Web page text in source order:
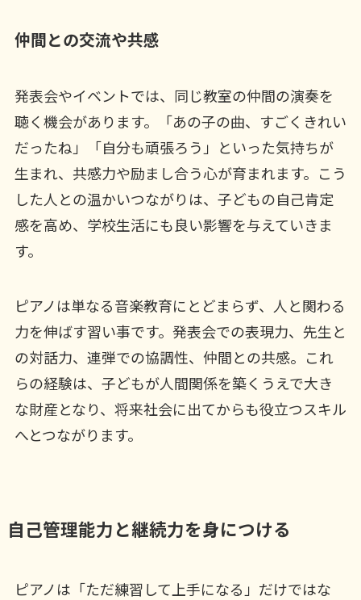
仲間との交流や共感
発表会やイベントでは、同じ教室の仲間の演奏を
聴く機会があります。「あの子の曲、すごくきれい
だったね」「自分も頑張ろう」といった気持ちが
生まれ、共感力や励まし合う心が育まれます。こう
した人との温かいつながりは、子どもの自己肯定
感を高め、学校生活にも良い影響を与えていきま
す。
ピアノは単なる音楽教育にとどまらず、人と関わる
力を伸ばす習い事です。発表会での表現力、先生と
の対話力、連弾での協調性、仲間との共感。これ
らの経験は、子どもが人間関係を築くうえで大き
な財産となり、将来社会に出てからも役立つスキル
へとつながります。
自己管理能力と継続力を身につける
ピアノは「ただ練習して上手になる」だけではな